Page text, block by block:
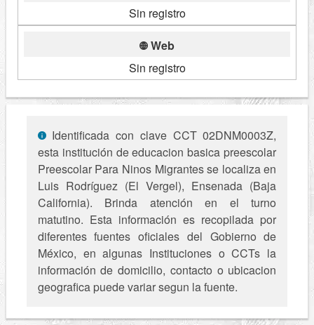
Sin registro
Web
Sin registro
Identificada con clave CCT 02DNM0003Z,
esta institución de educacion basica preescolar
Preescolar Para Ninos Migrantes se localiza en
Luis Rodríguez (El Vergel), Ensenada (Baja
California). Brinda atención en el turno
matutino. Esta información es recopilada por
diferentes fuentes oficiales del Gobierno de
México, en algunas Instituciones o CCTs la
información de domicilio, contacto o ubicacion
geografica puede variar segun la fuente.